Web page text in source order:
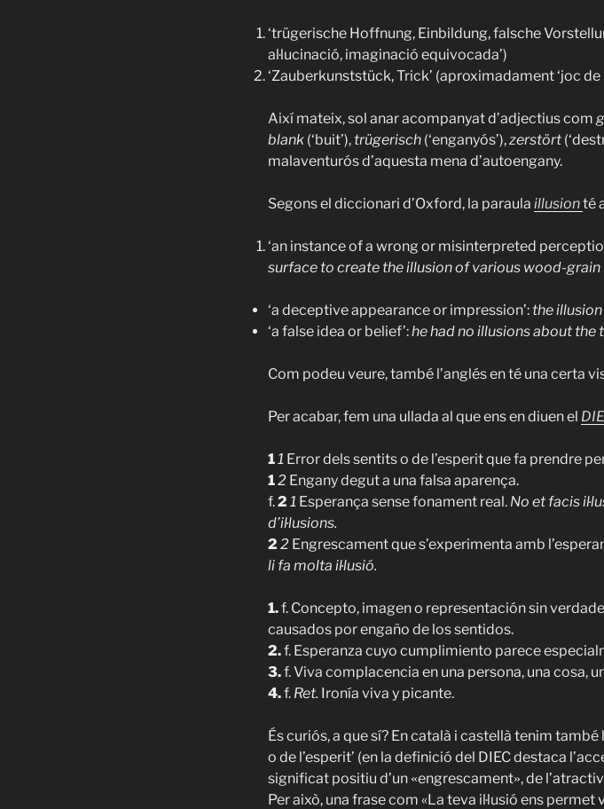
‘trügerische Hoffnung, Einbildung, falsche
al·lucinació, imaginació equivocada’)
‘Zauberkunststück, Trick’ (aproximadament ‘joc de
Així mateix, sol anar acompanyat d’adjectius com
blank (‘buit’), trügerisch (‘enganyós’),zerstört
malaventurós d’aquesta mena d’autoengany.
Segons el diccionari d’Oxford, la paraula illusionté
‘an instance of a wrong or misinterpreted
surface to create the illusion of various wood-
‘a deceptive appearance or impression’: the
‘a false idea or belief’:he had no illusions about the
Com podeu veure, també l’anglés en té una certa
Per acabar, fem una ullada al que ens en diuen el
11 Error dels sentits o de l’esperit que fa prendre
12 Engany degut a una falsa aparença.
f.2 1 Esperança sense fonament real. No et facis
d’il·lusions.
2 2 Engrescament que s’experimenta amb
li fa molta il·lusió.
1.f. Concepto, imagen o representación sin
causados por engaño de los sentidos.
2.f. Esperanza cuyo cumplimiento parece
3.f. Viva complacencia en una persona, una cosa,
4.f. Ret. Ironía viva y picante.
És curiós, a que sí? En català i castellà tenim també
o de l’esperit’ (en la definició del DIEC destaca
significat positiu d’un «engrescament», de
Per això, una frase com «La teva il·lusió ens